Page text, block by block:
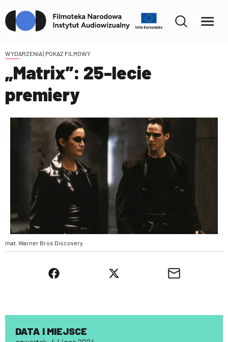
WYDARZENIA| POKAZ FILMOWY
„Matrix”: 25-lecie
premiery
mat. Warner Bros Discovery
DATA I MIEJSCE